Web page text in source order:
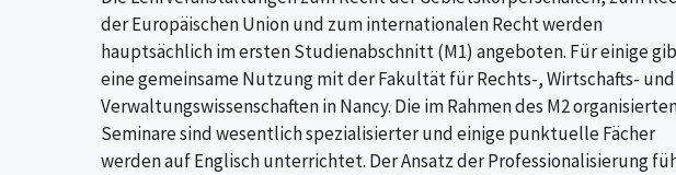
der Europäischen Union und zum internationalen Recht werden
hauptsächlich im ersten Studienabschnitt (M1) angeboten. Für einige
eine gemeinsame Nutzung mit der Fakultät für Rechts-, Wirtschafts- und
Verwaltungswissenschaften in Nancy. Die im Rahmen des M2
Seminare sind wesentlich spezialisierter und einige punktuelle Fächer
werden auf Englisch unterrichtet. Der Ansatz der Professionalisierung